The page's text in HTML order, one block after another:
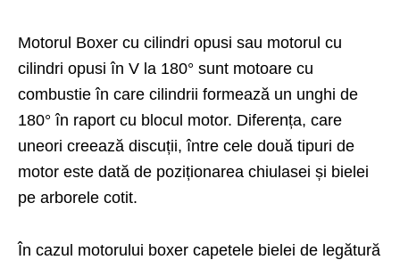
Motorul Boxer cu cilindri opusi sau motorul cu
cilindri opusi în V la 180° sunt motoare cu
combustie în care cilindrii formează un unghi de
180° în raport cu blocul motor. Diferența, care
uneori creează discuții, între cele două tipuri de
motor este dată de poziționarea chiulasei și bielei
pe arborele cotit.
În cazul motorului boxer capetele bielei de legătură